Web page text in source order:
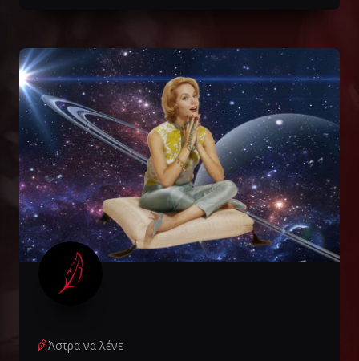
Άστρα να λένε